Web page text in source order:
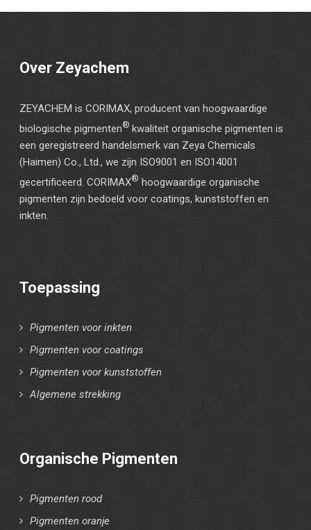
Over Zeyachem
ZEYACHEM is CORIMAX, producent van hoogwaardige
biologische pigmenten®kwaliteit organische pigmenten is
een geregistreerd handelsmerk van Zeya Chemicals
(Haimen) Co., Ltd., we zijn ISO9001 en ISO14001
gecertificeerd. CORIMAX® hoogwaardige organische
pigmenten zijn bedoeld voor coatings, kunststoffen en
inkten.
Toepassing
Pigmenten voor inkten
Pigmenten voor coatings
Pigmenten voor kunststoffen
Algemene strekking
Organische Pigmenten
Pigmenten rood
Pigmenten oranje